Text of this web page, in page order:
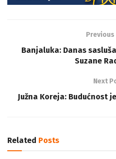
Banjaluka: Danas
Suzane
Next
Južna Koreja: Budućnost
Related Posts